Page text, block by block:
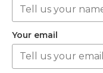
Your email